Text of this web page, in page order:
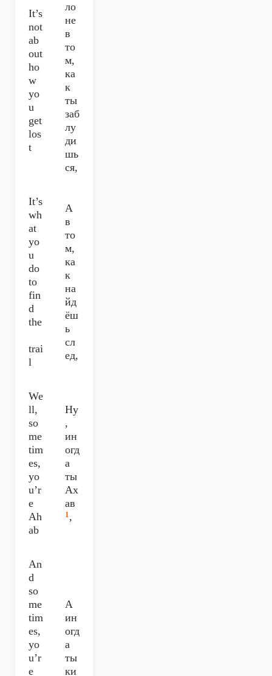
It’s
not
ab
out
ho
w
yo
u
get
los
t
ло
не
в
то
м,
ка
к
ты
заб
лу
ди
шь
ся,
It’s
wh
at
yo
u
do
to
fin
d
the
trai
l
А
в
то
м,
ка
к
на
йд
ёш
ь
сл
ед,
We
ll,
so
me
tim
es,
yo
u’r
e
Ah
ab
Ну
,
ин
огд
а
ты
Ах
ав
1,
An
d
so
me
tim
es,
yo
u’r
e
А
ин
огд
а
ты
ки